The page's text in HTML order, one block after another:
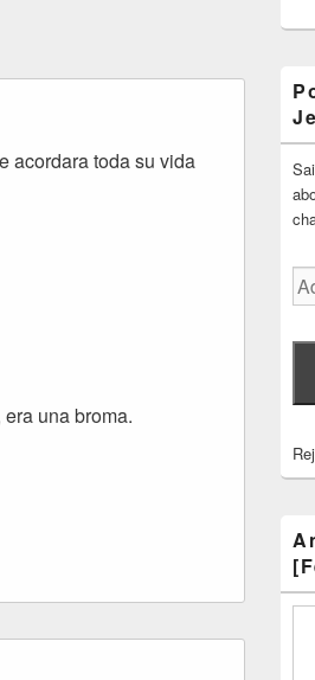
acordara toda su vida
una broma.
e-